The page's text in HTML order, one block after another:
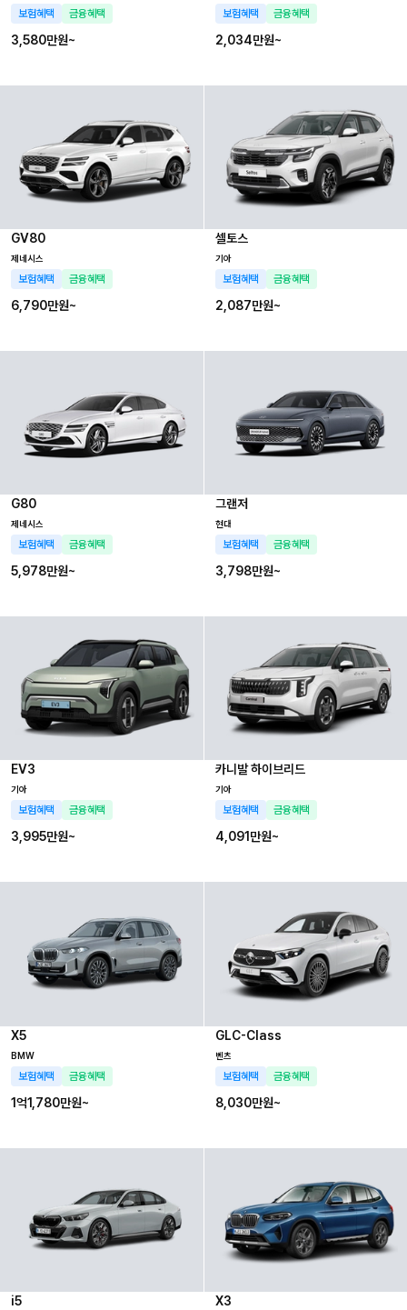
보험혜택 금융혜택
3,580만원~
보험혜택 금융혜택
2,034만원~
GV80
제네시스
보험혜택 금융혜택
6,790만원~
셀토스
기아
보험혜택 금융혜택
2,087만원~
G80
제네시스
보험혜택 금융혜택
5,978만원~
그랜저
현대
보험혜택 금융혜택
3,798만원~
EV3
기아
보험혜택 금융혜택
3,995만원~
카니발 하이브리드
기아
보험혜택 금융혜택
4,091만원~
X5
BMW
보험혜택 금융혜택
1억1,780만원~
GLC-Class
벤츠
보험혜택 금융혜택
8,030만원~
i5 X3